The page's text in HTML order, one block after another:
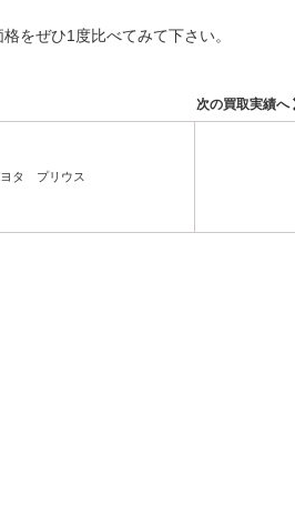
をぜひ1度比べてみて下さい。
次の買取実績へ
タ プリウス